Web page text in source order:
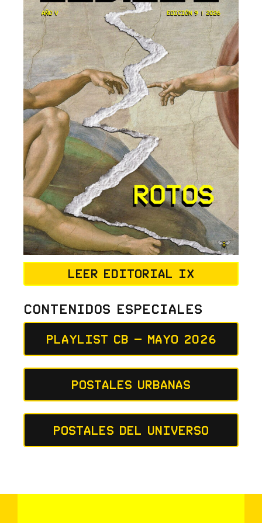
Leer editorial IX
Contenidos Especiales
Playlist CB – Mayo 2026
Postales Urbanas
Postales del Universo